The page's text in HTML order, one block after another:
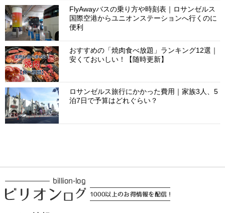
FlyAwayバスの乗り方や時刻表｜ロサンゼルス
国際空港からユニオンステーションへ行くのに
便利
おすすめの「焼肉食べ放題」ランキング12選｜
安くておいしい！【随時更新】
ロサンゼルス旅行にかかった費用｜家族3人、5
泊7日で予算はどれぐらい？